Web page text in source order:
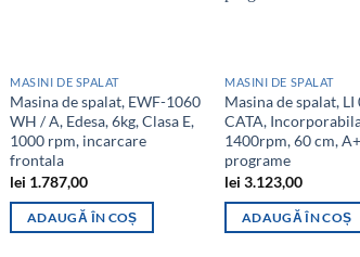
MASINI DE SPALAT
Masina de spalat, EWF-1060
WH / A, Edesa, 6kg, Clasa E,
1000 rpm, incarcare
frontala
lei 1.787,00
ADAUGĂ ÎN COȘ
MASINI DE SPALAT
Masina de spalat, LI
CATA,
1400rpm, 60 cm,
programe
lei 3.123,00
ADAUGĂ ÎN COȘ